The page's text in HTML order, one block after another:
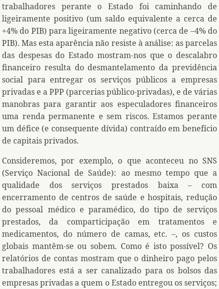
trabalhadores perante o Estado foi caminhando de
ligeiramente positivo (um saldo equivalente a cerca de
+4% do PIB) para ligeiramente negativo (cerca de –4% do
PIB). Mas esta aparência não resiste à análise: as parcelas
das despesas do Estado mostram-nos que o descalabro
financeiro resulta do desmantelamento da previdência
social para entregar os serviços públicos a empresas
privadas e a PPP (parcerias público-privadas), e de várias
manobras para garantir aos especuladores financeiros
uma renda permanente e sem riscos. Estamos perante
um défice (e consequente dívida) contraído em benefício
de capitais privados.
Consideremos, por exemplo, o que aconteceu no SNS
(Serviço Nacional de Saúde): ao mesmo tempo que a
qualidade dos serviços prestados baixa – com
encerramento de centros de saúde e hospitais, redução
do pessoal médico e paramédico, do tipo de serviços
prestados, da comparticipação em tratamentos e
medicamentos, do número de camas, etc. –, os custos
globais mantêm-se ou sobem. Como é isto possível? Os
relatórios de contas mostram que o dinheiro pago pelos
trabalhadores está a ser canalizado para os bolsos das
empresas privadas a quem o Estado entregou os serviços;